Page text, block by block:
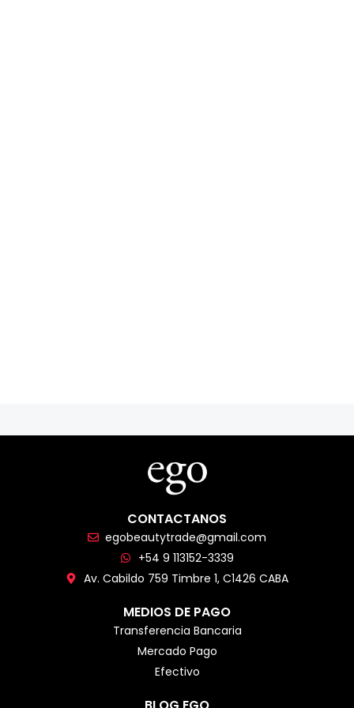
CONTACTANOS
egobeautytrade@gmail.com
+54 9 113152-3339
Av. Cabildo 759 Timbre 1, C1426 CABA
MEDIOS DE PAGO
Transferencia Bancaria
Mercado Pago
Efectivo